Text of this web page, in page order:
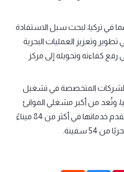
في تركيا، لبحث سبل الاستفادة
وتعزيز العمليات البحرية
كفاءته وتحويله إلى مركز
الشركات المتخصصة في تشغيل
وتُعد من أكبر مشغلي الموانئ
والسفن في المنطقة، حيث تقدم خدماتها في أكثر من 84 ميناءً
سفينة.